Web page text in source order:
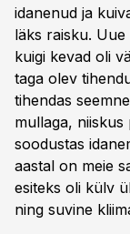
idanenud ja
läks raisku.
kuigi kevad oli
taga olev
tihendas
mullaga, niiskus
soodustas
aastal on meie
esiteks oli külv
ning suvine